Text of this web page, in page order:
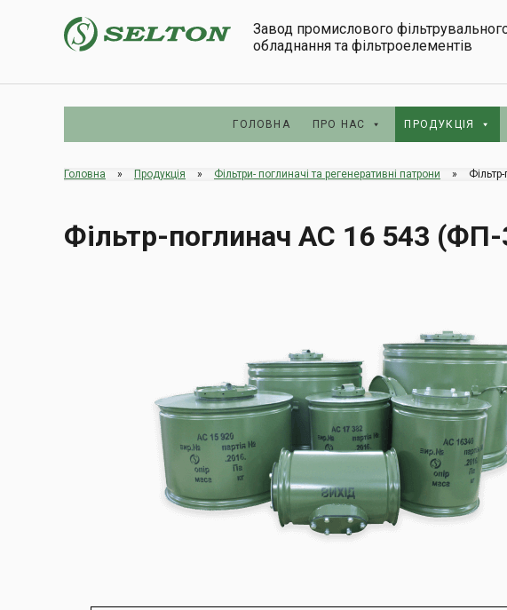
Завод промислового
обладнання та фільтроелементів
ГОЛОВНА ПРО НАС ПРОДУКЦІЯ
Головна » Продукція » Фільтри- поглиначі та регенеративні патрони »
Фільтр-поглинач АС 16 543